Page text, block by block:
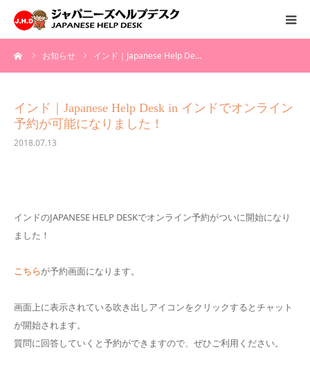
お知らせ インド｜Japanese Help De…
インド｜Japanese Help Desk in インドでオンライン
予約が可能になりました！
2018.07.13
インドのJAPANESE HELP DESKでオンライン予約がついに開始になり
ました！
こちらが予約画面になります。
画面上に表示されている吹き出しアイコンをクリックするとチャット
が開始されます。
質問に回答していくと予約ができますので、ぜひご利用ください。
HOME
病院情報
お問い合わせ